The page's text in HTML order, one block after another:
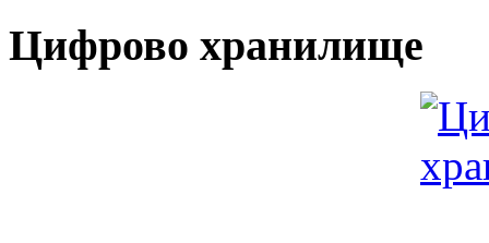
Цифрово хранилище